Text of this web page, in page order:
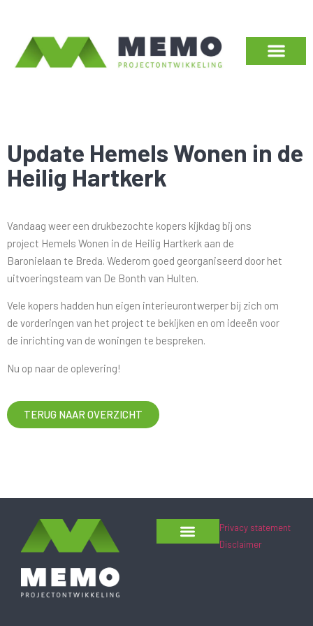
Update Hemels Wonen in de
Heilig Hartkerk
Vandaag weer een drukbezochte kopers kijkdag bij ons
project Hemels Wonen in de Heilig Hartkerk aan de
Baronielaan te Breda. Wederom goed georganiseerd door het
uitvoeringsteam van De Bonth van Hulten.
Vele kopers hadden hun eigen interieurontwerper bij zich om
de vorderingen van het project te bekijken en om ideeën voor
de inrichting van de woningen te bespreken.
Nu op naar de oplevering!
TERUG NAAR OVERZICHT
Privacy statement
Disclaimer